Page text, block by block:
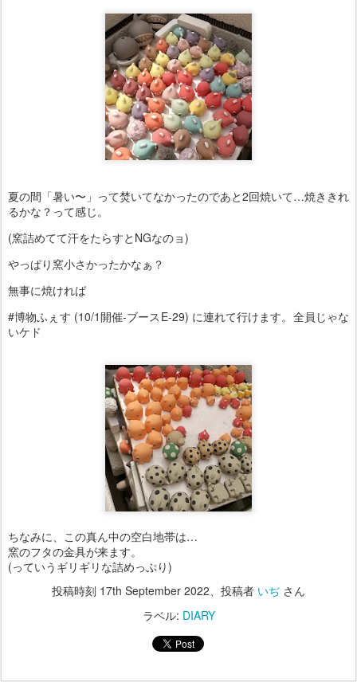
夏の間「暑い〜」って焚いてなかったのであと2回焼いて…焼ききれ
るかな？って感じ。
(窯詰めてて汗をたらすとNGなのョ)
やっぱり窯小さかったかなぁ？
無事に焼ければ
#博物ふぇす (10/1開催-ブースE-29) に連れて行けます。全員じゃな
いケド
ちなみに、この真ん中の空白地帯は…
窯のフタの金具が来ます。
(っていうギリギリな詰めっぷり)
投稿時刻 17th September 2022、投稿者 いぢ さん
ラベル: DIARY